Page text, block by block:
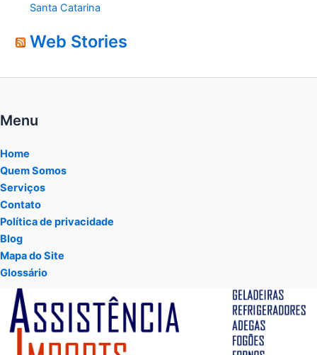
Santa Catarina
Web Stories
Menu
Home
Quem Somos
Serviços
Contato
Política de privacidade
Blog
Mapa do Site
Glossário
Tocador
vídeo